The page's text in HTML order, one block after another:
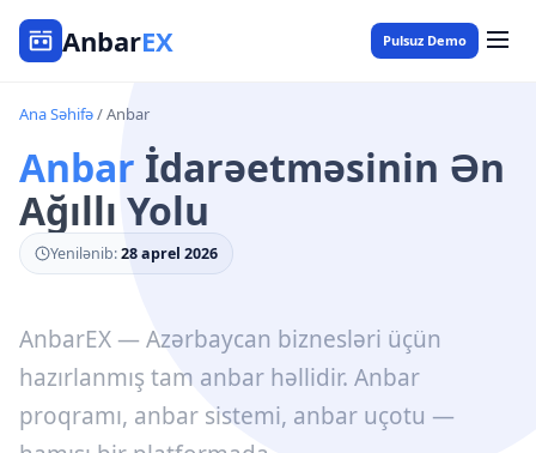
AnbarEX Pulsuz Demo
Ana Səhifə/ Anbar
Anbar İdarəetməsinin Ən
Ağıllı Yolu
Yenilənib:28 aprel 2026
AnbarEX — Azərbaycan biznesləri üçün
hazırlanmış tam anbar həllidir. Anbar
proqramı, anbar sistemi, anbar uçotu —